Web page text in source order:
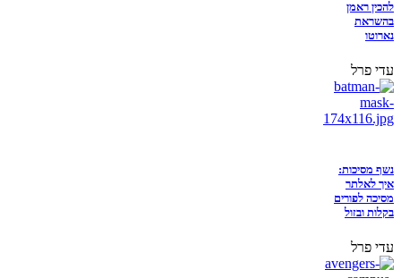
להכין ראמן
בהשראת
נארוטו
עדי פרל
נשף מסיכות:
איך לאלתר
מסיכה לפורים
בקלות ובזול
עדי פרל